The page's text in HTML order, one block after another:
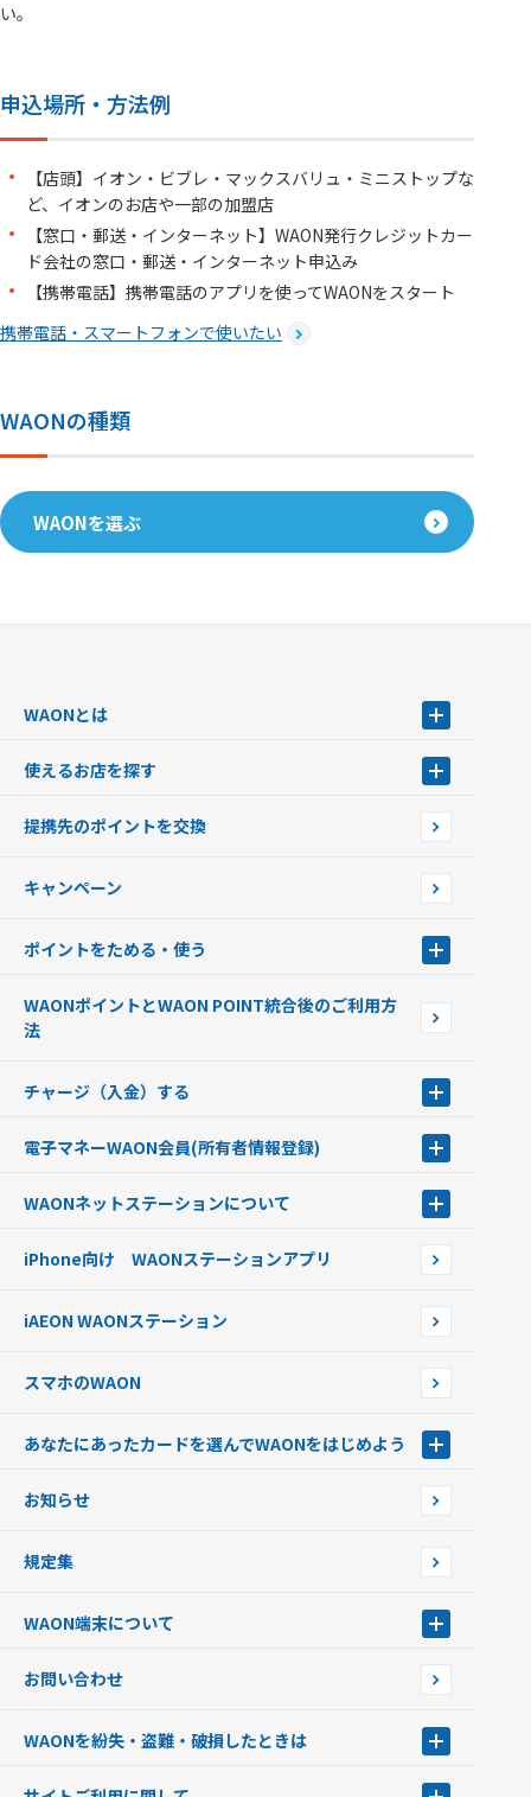
い。
申込場所・方法例
【店頭】イオン・ビブレ・マックスバリュ・ミニストップな
ど、イオンのお店や一部の加盟店
【窓口・郵送・インターネット】WAON発行クレジットカー
ド会社の窓口・郵送・インターネット申込み
【携帯電話】携帯電話のアプリを使ってWAONをスタート
携帯電話・スマートフォンで使いたい
WAONの種類
WAONを選ぶ
WAONとは
WAONを申込む
インターネット上でのお買い物について（ネット決済）
使えるお店を探す
店舗検索
イオン銀行ATM設置場所
提携先のポイントを交換
キャンペーン
ポイントをためる・使う
ポイントの有効期限について
WAONポイントとWAON POINT統合後のご利用方
法
チャージ（入金）する
現金でチャージする
銀行口座・ATMからチャージする
オートチャージ
ポイントからチャージする
チャージ上限金額の変更について
電子マネーWAON会員(所有者情報登録)
WAON POINTサービス会員登録に伴う個人データの共同利用のお知
WAONネットステーションについて
WAONネットステーションWAON端末について
iPhone向け WAONステーションアプリ
iAEON WAONステーション
スマホのWAON
あなたにあったカードを選んでWAONをはじめよう
フードバンク応援WAON
ご当地WAON
G.G WAON
WAONカード・WAONカードプラス
モバイルWAON
お知らせ
規定集
WAON端末について
WAONネットステーション
新型WAONステーション
お問い合わせ
WAONを紛失・盗難・破損したときは